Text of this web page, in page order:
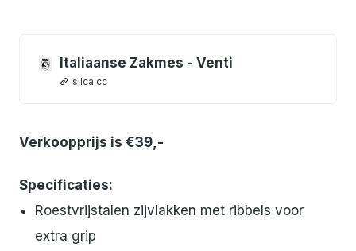
Italiaanse Zakmes - Venti
silca.cc
Verkoopprijs is €39,-
Specificaties:
Roestvrijstalen zijvlakken met ribbels voor
extra grip